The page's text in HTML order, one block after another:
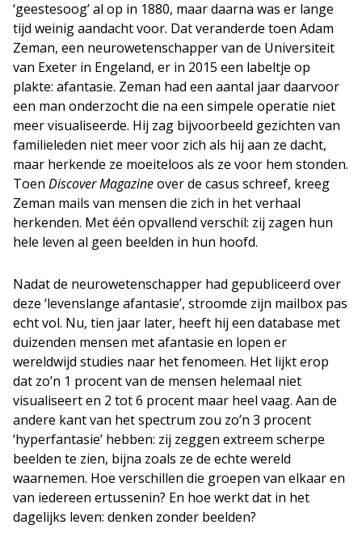
‘geestesoog’ al op in 1880, maar daarna was er lange
tijd weinig aandacht voor. Dat veranderde toen Adam
Zeman, een neurowetenschapper van de Universiteit
van Exeter in Engeland, er in 2015 een labeltje op
plakte: afantasie. Zeman had een aantal jaar daarvoor
een man onderzocht die na een simpele operatie niet
meer visualiseerde. Hij zag bijvoorbeeld gezichten van
familieleden niet meer voor zich als hij aan ze dacht,
maar herkende ze moeiteloos als ze voor hem stonden.
Toen Discover Magazineover de casus schreef, kreeg
Zeman mails van mensen die zich in het verhaal
herkenden. Met één opvallend verschil: zij zagen hun
hele leven al geen beelden in hun hoofd.
Nadat de neurowetenschapper had gepubliceerd over
deze ‘levenslange afantasie’, stroomde zijn mailbox pas
echt vol. Nu, tien jaar later, heeft hij een database met
duizenden mensen met afantasie en lopen er
wereldwijd studies naar het fenomeen. Het lijkt erop
dat zo’n 1 procent van de mensen helemaal niet
visualiseert en 2 tot 6 procent maar heel vaag. Aan de
andere kant van het spectrum zou zo’n 3 procent
‘hyperfantasie’ hebben: zij zeggen extreem scherpe
beelden te zien, bijna zoals ze de echte wereld
waarnemen. Hoe verschillen die groepen van elkaar en
van iedereen ertussenin? En hoe werkt dat in het
dagelijks leven: denken zonder beelden?